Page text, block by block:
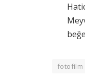
fotofilm